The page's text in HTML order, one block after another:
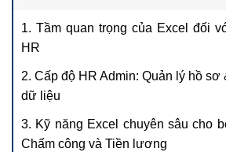
1. Tầm quan trọng của Excel đối
HR
2. Cấp độ HR Admin: Quản lý hồ sơ
dữ liệu
3. Kỹ năng Excel chuyên sâu cho
Chấm công và Tiền lương